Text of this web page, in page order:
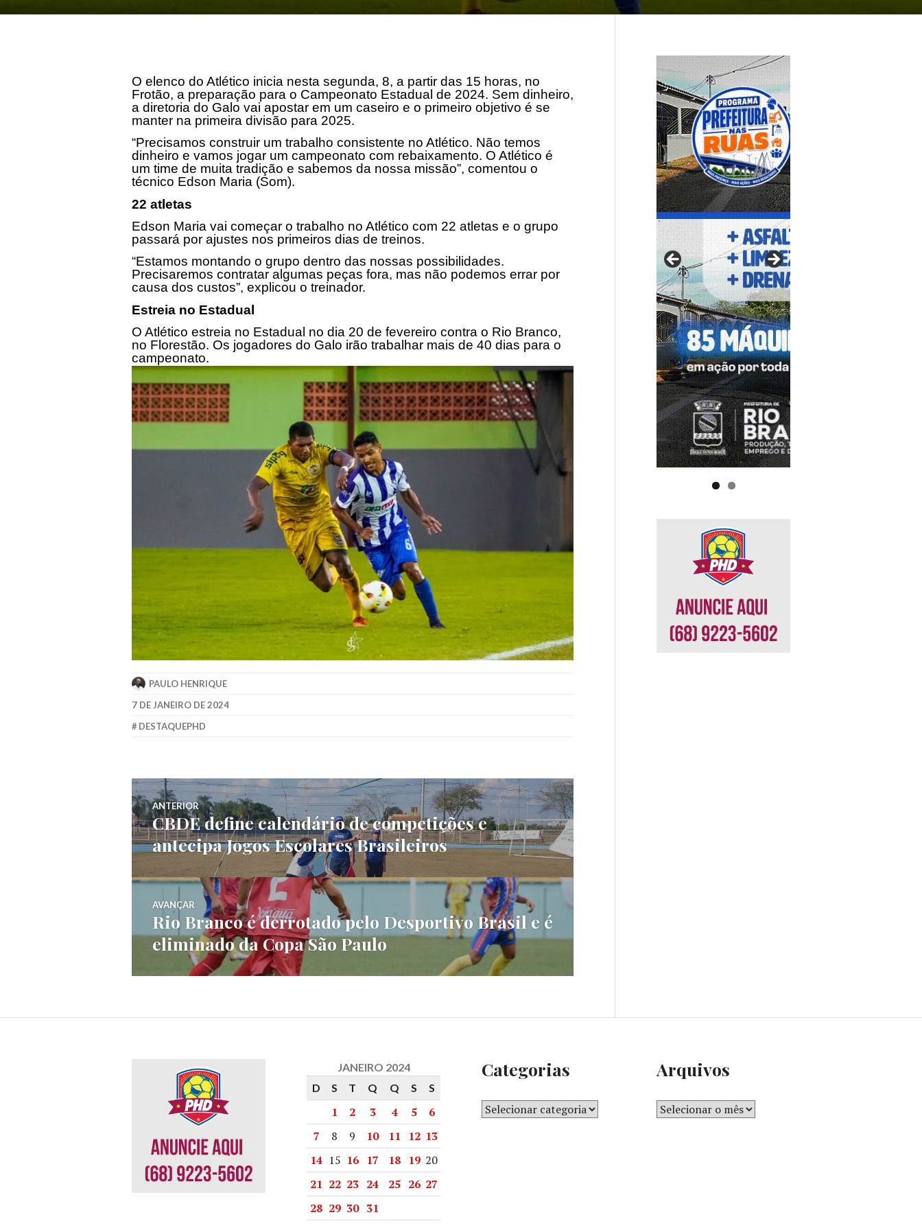
O elenco do Atlético inicia nesta segunda, 8, a partir das 15 horas, no
Frotão, a preparação para o Campeonato Estadual de 2024. Sem dinheiro,
a diretoria do Galo vai apostar em um caseiro e o primeiro objetivo é se
manter na primeira divisão para 2025.
“Precisamos construir um trabalho consistente no Atlético. Não temos
dinheiro e vamos jogar um campeonato com rebaixamento. O Atlético é
um time de muita tradição e sabemos da nossa missão”, comentou o
técnico Edson Maria (Som).
22 atletas
Edson Maria vai começar o trabalho no Atlético com 22 atletas e o grupo
passará por ajustes nos primeiros dias de treinos.
“Estamos montando o grupo dentro das nossas possibilidades.
Precisaremos contratar algumas peças fora, mas não podemos errar por
causa dos custos”, explicou o treinador.
Estreia no Estadual
O Atlético estreia no Estadual no dia 20 de fevereiro contra o Rio Branco,
no Florestão. Os jogadores do Galo irão trabalhar mais de 40 dias para o
campeonato.
PAULO HENRIQUE
7 DE JANEIRO DE 2024
DESTAQUEPHD
ANTERIOR
CBDE define calendário de competições e
antecipa Jogos Escolares Brasileiros
AVANÇAR
Rio Branco é derrotado pelo Desportivo Brasil e é
eliminado da Copa São Paulo
JANEIRO 2024
D
S T Q Q S S
1 2 3 4 5
6
7
8 9 10 11 12 13
14 15 16 17 18 19 20
21 22 23 24 25 26 27
28 29 30 31
Categorias Arquivos